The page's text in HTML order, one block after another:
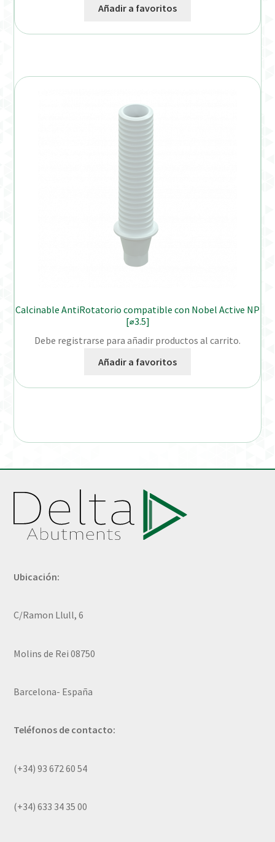
Añadir a favoritos
Calcinable AntiRotatorio compatible con Nobel Active NP
[⌀3.5]
Debe registrarse para añadir productos al carrito.
Añadir a favoritos
Ubicación:
C/Ramon Llull, 6
Molins de Rei 08750
Barcelona- España
Teléfonos de contacto:
(+34) 93 672 60 54
(+34) 633 34 35 00